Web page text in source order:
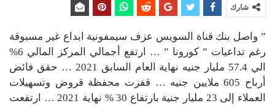
شارك
” واصل بنك قناة السويس عزف سيمفونية ابداع غير مسبوقة
رغم تداعيات ” كورونا ” … ارتفع أجمالي المركز المالي 6%
الي 57.4 مليار جنيه نهاية العام السابق 2021 … حقق فائض
أرباح 605 ملايين جنيه … قفزت محفظة قروض وتسهيلات
العملاء إلى 23 مليار جنية بارتفاع 30 % نهاية 2021 … ارتفعت